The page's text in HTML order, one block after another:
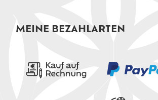
MEINE BEZAHLARTEN